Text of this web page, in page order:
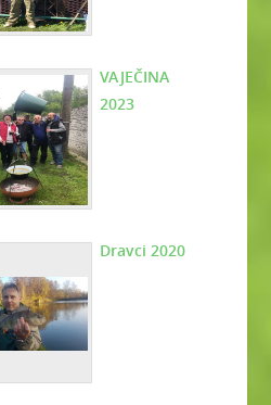
VAJEČINA
2023
Dravci 2020